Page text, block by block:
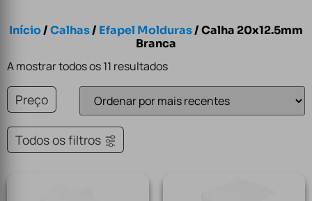
Início/Calhas/ Efapel Molduras/ Calha 20x12.5mm
Branca
A mostrar todos os 11 resultados
Preço
Todos os filtros